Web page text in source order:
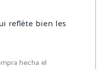
reflète bien les
hecha el